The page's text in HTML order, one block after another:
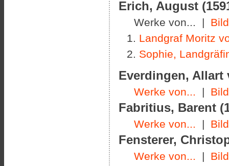
Erich, August
Werke von... |
Landgraf Moritz
Sophie,
Everdingen, Allart
Werke von... |
Fabritius, Barent
Werke von... |
Fensterer,
Werke von... |